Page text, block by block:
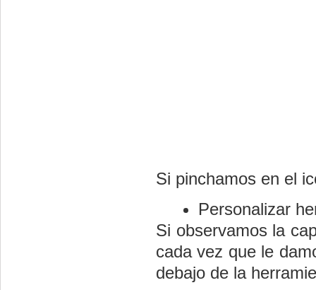
Si pinchamos en el
Personalizar
Si observamos la
cada vez que le
debajo de la